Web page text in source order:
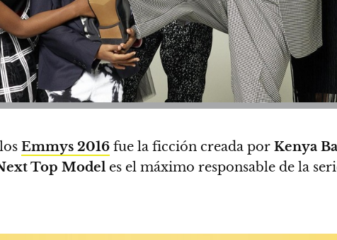
Emmys 2016 fue la ficción creada por Kenya
Top Model es el máximo responsable de la